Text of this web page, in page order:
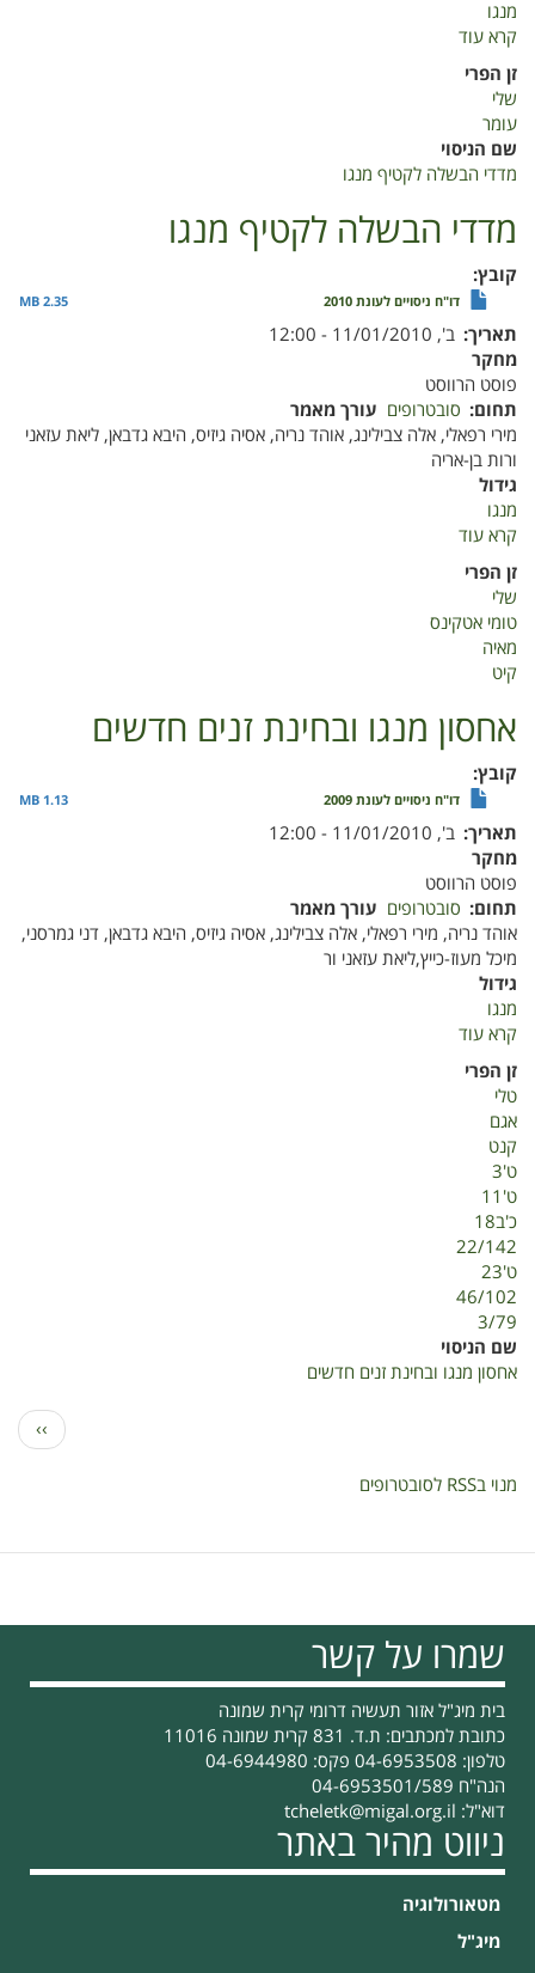
מנגו
קרא עוד
זן הפרי
שלי
עומר
שם הניסוי
מדדי הבשלה לקטיף מנגו
מדדי הבשלה לקטיף מנגו
קובץ
דו"ח ניסויים לעונת 2010 2.35 MB
תאריך ב', 11/01/2010 - 12:00
מחקר
פוסט הרווסט
תחום סובטרופים עורך מאמר
מירי רפאלי, אלה צבילינג, אוהד נריה, אסיה גיזיס, היבא גדבאן, ליאת עזאני
ורות בן-אריה
גידול
מנגו
קרא עוד
מנגו
זן הפרי
שלי
טומי אטקינס
מאיה
קיט
אחסון מנגו ובחינת זנים חדשים
קובץ
דו"ח ניסויים לעונת 2009 1.13 MB
תאריך ב', 11/01/2010 - 12:00
מחקר
פוסט הרווסט
תחום סובטרופים עורך מאמר
אוהד נריה, מירי רפאלי, אלה צבילינג, אסיה גיזיס, היבא גדבאן, דני גמרסני,
מיכל מעוז-כייץ,ליאת עזאני ור
גידול
מנגו
קרא עוד
זן הפרי
טלי
אגם
קנט
ט'3
ט'11
כ'ב18
22/142
ט'23
46/102
3/79
שם הניסוי
אחסון מנגו ובחינת זנים חדשים
הדף
הבא
››
מנוי בRSS לסובטרופים
שמרו על קשר
בית מיג"ל אזור תעשיה דרומי קרית שמונה
כתובת למכתבים: ת.ד. 831 קרית שמונה 11016
טלפון: 04-6953508 פקס: 04-6944980
הנה"ח 04-6953501/589
דוא"ל: tcheletk@migal.org.il
ניווט מהיר באתר
מטאורולוגיה
מיג"ל